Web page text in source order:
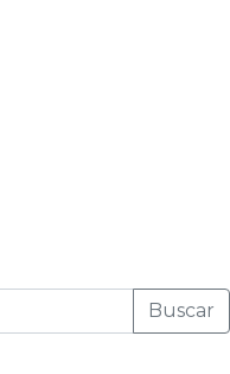
Buscar